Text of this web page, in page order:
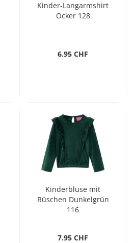
Kinder-Langarmshirt
Ocker 128
6.95 CHF
Kinderbluse mit
Rüschen Dunkelgrün
116
7.95 CHF